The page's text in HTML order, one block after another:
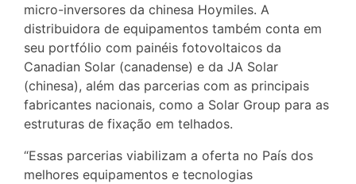
micro-inversores da chinesa Hoymiles. A
distribuidora de equipamentos também conta em
seu portfólio com painéis fotovoltaicos da
Canadian Solar (canadense) e da JA Solar
(chinesa), além das parcerias com as principais
fabricantes nacionais, como a Solar Group para as
estruturas de fixação em telhados.
“Essas parcerias viabilizam a oferta no País dos
melhores equipamentos e tecnologias